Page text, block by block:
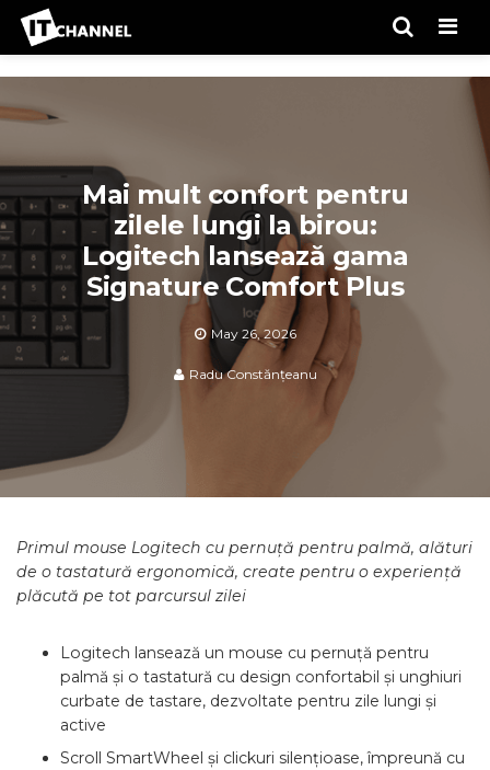
Mai mult confort pentru
zilele lungi la birou:
Logitech lansează gama
Signature Comfort Plus
May 26, 2026
Radu Constănțeanu
Primul mouse Logitech cu pernuță pentru palmă, alături
de o tastatură ergonomică, create pentru o experiență
plăcută pe tot parcursul zilei
Logitech lansează un mouse cu pernuță pentru
palmă și o tastatură cu design confortabil și unghiuri
curbate de tastare, dezvoltate pentru zile lungi și
active
Scroll SmartWheel și clickuri silențioase, împreună cu